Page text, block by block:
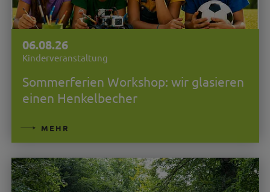
06.08.26
Kinderveranstaltung
Sommerferien Workshop: wir glasieren
einen Henkelbecher
MEHR